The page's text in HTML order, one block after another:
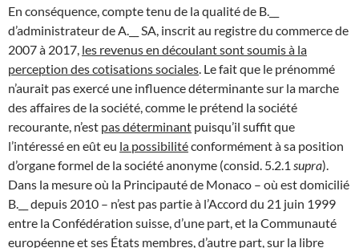
En conséquence, compte tenu de la qualité de B.__
d’administrateur de A.__ SA, inscrit au registre du commerce de
2007 à 2017, les revenus en découlant sont soumis à la
perception des cotisations sociales . Le fait que le prénommé
n’aurait pas exercé une influence déterminante sur la marche
des affaires de la société, comme le prétend la société
recourante, n’est pas déterminant puisqu’il suffit que
l’intéressé en eût eu la possibilitéconformément à sa position
d’organe formel de la société anonyme (consid. 5.2.1 supra).
Dans la mesure où la Principauté de Monaco – où est domicilié
B.__ depuis 2010 – n’est pas partie à l’Accord du 21 juin 1999
entre la Confédération suisse, d’une part, et la Communauté
européenne et ses États membres, d’autre part, sur la libre